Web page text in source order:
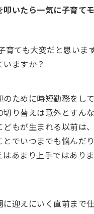
叩いたら一気に子育て
ても大変だと思いま
いますか？
のために時短勤務をし
切り替えは意外とすん
どもが生まれる以前は
とでいつまでも悩んだ
はあまり上手ではあり
に迎えにいく直前まで